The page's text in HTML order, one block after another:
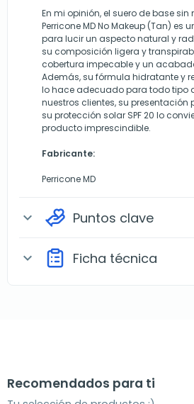
En mi opinión, el suero de base
Perricone MD No Makeup (Tan) es
para lucir un aspecto natural y
su composición ligera y
cobertura impecable y un
Además, su fórmula hidratante y
lo hace adecuado para todo tipo
nuestros clientes, su presentación
su protección solar SPF 20 lo
producto imprescindible.
Fabricante:
Perricone MD
expand_more Puntos clave
expand_more Ficha técnica
Recomendados para ti